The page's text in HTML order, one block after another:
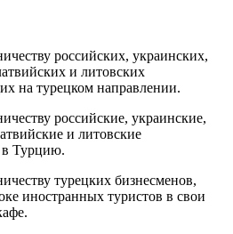
российских, украинских,
и литовских
на турецком направлении.
российские, украинские,
и литовские
в Турцию.
турецких бизнесменов,
иностранных туристов в свои